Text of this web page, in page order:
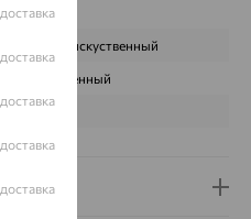
Малахит искуственный
Искусственный
доставка
доставка
доставка
доставка
доставка